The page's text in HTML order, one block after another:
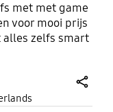
met met game
voor mooi prijs
alles zelfs smart